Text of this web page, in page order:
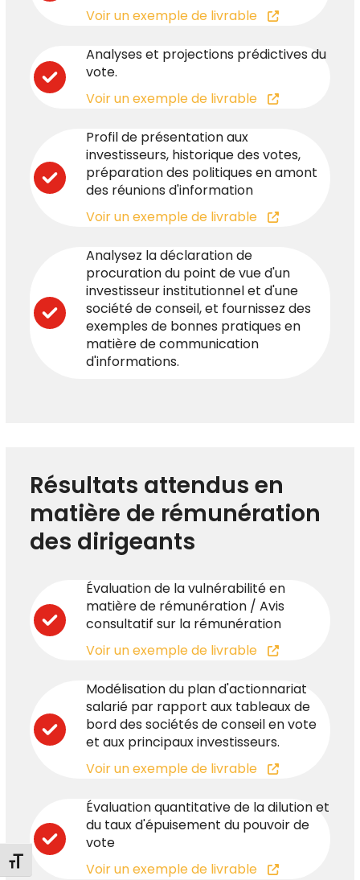
Changer la taille de la police
Voir un exemple de livrable
Analyses et projections prédictives du
vote.
Voir un exemple de livrable
Profil de présentation aux
investisseurs, historique des votes,
préparation des politiques en amont
des réunions d'information
Voir un exemple de livrable
Analysez la déclaration de
procuration du point de vue d'un
investisseur institutionnel et d'une
société de conseil, et fournissez des
exemples de bonnes pratiques en
matière de communication
d'informations.
Résultats attendus en
matière de rémunération
des dirigeants
Évaluation de la vulnérabilité en
matière de rémunération / Avis
consultatif sur la rémunération
Voir un exemple de livrable
Modélisation du plan d'actionnariat
salarié par rapport aux tableaux de
bord des sociétés de conseil en vote
et aux principaux investisseurs.
Voir un exemple de livrable
Évaluation quantitative de la dilution et
du taux d'épuisement du pouvoir de
vote
Voir un exemple de livrable